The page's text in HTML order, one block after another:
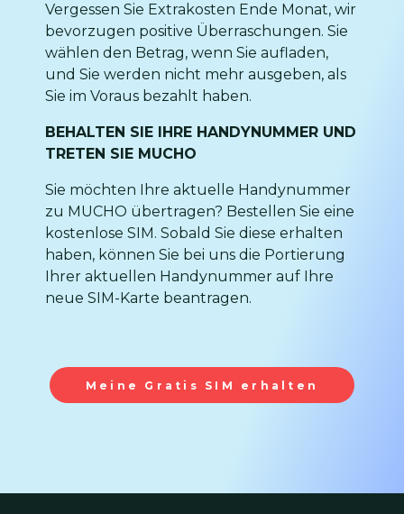
Vergessen Sie Extrakosten Ende Monat, wir
bevorzugen positive Überraschungen. Sie
wählen den Betrag, wenn Sie aufladen,
und Sie werden nicht mehr ausgeben, als
Sie im Voraus bezahlt haben.
BEHALTEN SIE IHRE HANDYNUMMER UND
TRETEN SIE MUCHO
Sie möchten Ihre aktuelle Handynummer
zu MUCHO übertragen? Bestellen Sie eine
kostenlose SIM. Sobald Sie diese erhalten
haben, können Sie bei uns die Portierung
Ihrer aktuellen Handynummer auf Ihre
neue SIM-Karte beantragen.
Meine Gratis SIM erhalten